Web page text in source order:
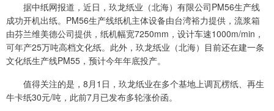
据中纸网报道，近日，玖龙纸业（北海）有限公司PM56生产线
成功开机出纸。PM56生产线纸机主体设备由台湾裕力提供，流浆箱
由芬兰维美德公司提供，纸机幅宽7250mm，设计车速1000m/min，
可年产25万吨高档文化纸。此外，玖龙纸业（北海）目前还在建一条
文化纸生产线PM55，预计今年年底投产。
值得关注的是，8月1日，玖龙纸业在多个基地上调瓦楞纸、再生
牛卡纸30元/吨，此前7月已发布多轮涨价函。